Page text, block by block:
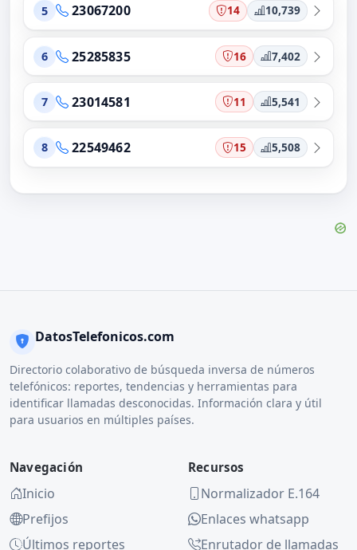
5 23067200 14 10,739
6 25285835 16 7,402
7 23014581 11 5,541
8 22549462 15 5,508
DatosTelefonicos.com
Directorio colaborativo de búsqueda inversa de números
telefónicos: reportes, tendencias y herramientas para
identificar llamadas desconocidas. Información clara y útil
para usuarios en múltiples países.
Navegación
Inicio
Prefijos
Últimos reportes
Recursos
Normalizador E.164
Enlaces whatsapp
Enrutador de llamadas